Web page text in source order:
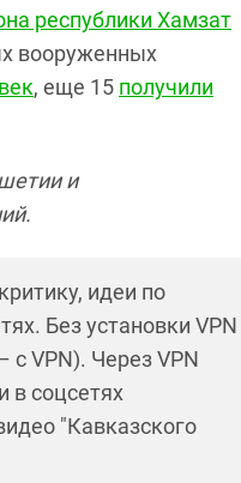
республики Хамзат
вооруженных
, еще 15 получили
и
идеи по
Без установки VPN
с VPN). Через VPN
в соцсетях
"Кавказского